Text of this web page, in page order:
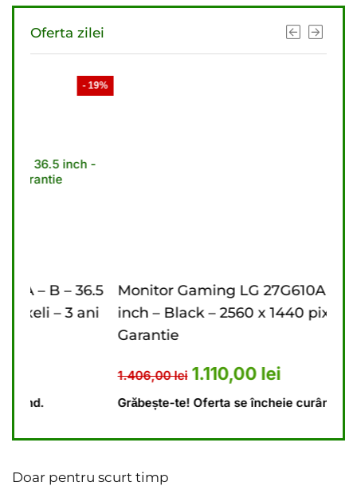
Oferta zilei
este: 4.440,00 lei.
Monitor Gaming LG 27G610A – B – 27
inch – Black – 2560 x 1440 pixeli – 2 ani
Prețul inițial a fost: 1.406,00
1.110,00leiPrețul curent este:
Grăbește-te! Oferta se încheie curând.
Doar pentru scurt timp